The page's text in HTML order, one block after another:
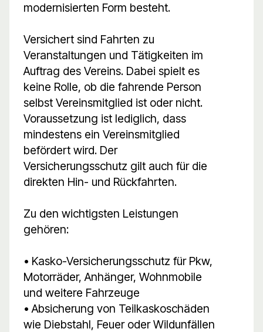
modernisierten Form besteht.
Versichert sind Fahrten zu
Veranstaltungen und Tätigkeiten im
Auftrag des Vereins. Dabei spielt es
keine Rolle, ob die fahrende Person
selbst Vereinsmitglied ist oder nicht.
Voraussetzung ist lediglich, dass
mindestens ein Vereinsmitglied
befördert wird. Der
Versicherungsschutz gilt auch für die
direkten Hin- und Rückfahrten.
Zu den wichtigsten Leistungen
gehören:
• Kasko-Versicherungsschutz für Pkw,
Motorräder, Anhänger, Wohnmobile
und weitere Fahrzeuge
• Absicherung von Teilkaskoschäden
wie Diebstahl, Feuer oder Wildunfällen